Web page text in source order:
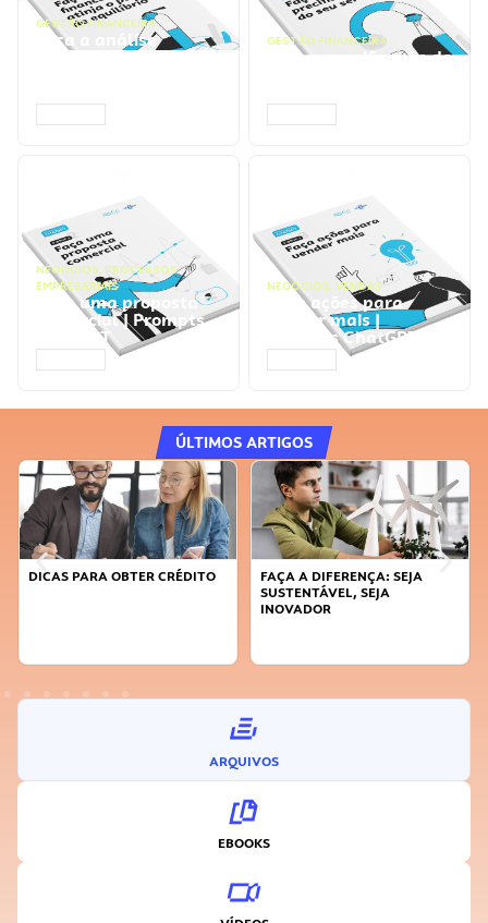
GESTÃO FINANCEIRA
Faça a análise
financeira e atinja o
GESTÃO FINANCEIRA
Faça a precificação do
NEGÓCIOS, PROCESSOS
EMPRESARIAIS
Faça uma proposta
comercial | Prompts
ChatGPT
NEGÓCIOS, VENDAS
Faça ações para
vender mais |
Prompts ChatGPT
ÚLTIMOS ARTIGOS
DICAS PARA OBTER CRÉDITO
FAÇA A DIFERENÇA: SEJA
SUSTENTÁVEL, SEJA
INOVADOR
ARQUIVOS
EBOOKS